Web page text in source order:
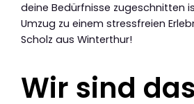
deine Bedürfnisse zugeschnitten
Umzug zu einem stressfreien
Scholz aus Winterthur!
Wir sind